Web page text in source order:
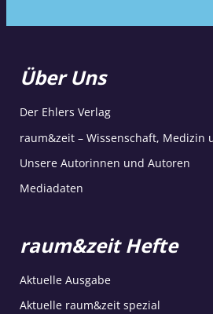
Über Uns
Der Ehlers Verlag
raum&zeit – Wissenschaft, Medizin
Unsere Autorinnen und Autoren
Mediadaten
raum&zeit Hefte
Aktuelle Ausgabe
Aktuelle raum&zeit spezial